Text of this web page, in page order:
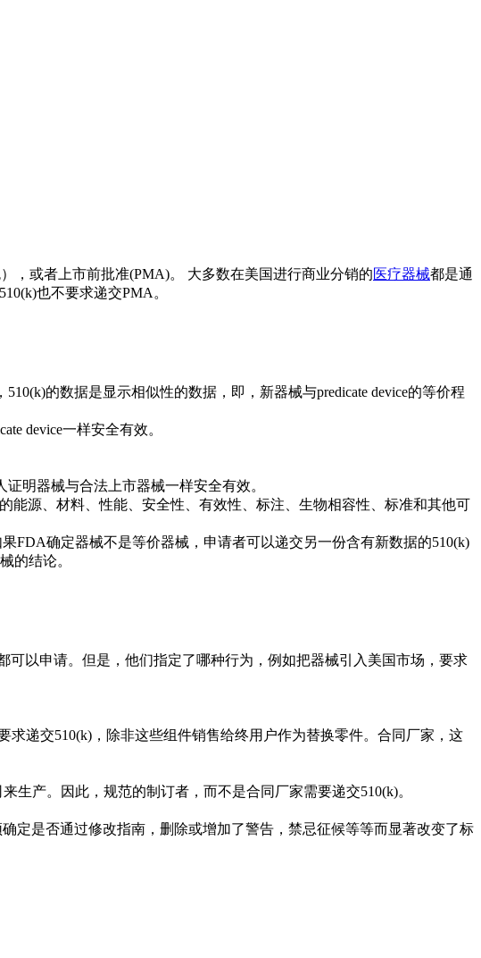
，或者上市前批准(PMA)。 大多数在美国进行商业分销的医疗器械都是通
也不要求递交PMA。
的数据是显示相似性的数据，即，新器械与predicate device的等价程
device一样安全有效。
明器械与合法上市器械一样安全有效。
能源、材料、性能、安全性、有效性、标注、生物相容性、标准和其他可
FDA确定器械不是等价器械，申请者可以递交另一份含有新数据的510(k)
的结论。
以申请。但是，他们指定了哪种行为，例如把器械引入美国市场，要求
递交510(k)，除非这些组件销售给终用户作为替换零件。合同厂家，这
产。因此，规范的制订者，而不是合同厂家需要递交510(k)。
定是否通过修改指南，删除或增加了警告，禁忌征候等等而显著改变了标